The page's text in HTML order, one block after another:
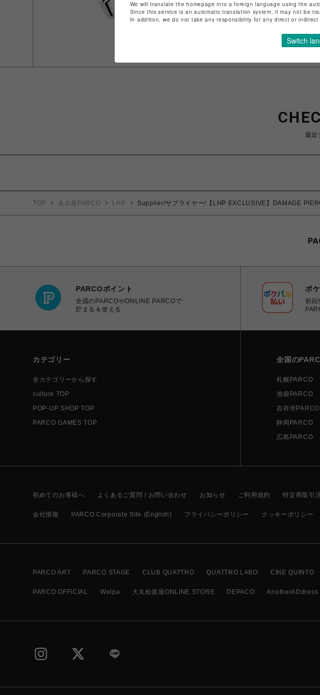
特定商取引法など法令に基
ショップお問い合わせはこ
最近
TOP 名古屋PARCO LHP Supplier/サプライヤー/【LHP EXCLUSIVE】DAMAGE
PARCOポイント
全国のPARCOやONLINE PARCOで
貯まる＆使える
ポ
初回
カテゴリー
全カテゴリーから探す
culture TOP
POP-UP SHOP TOP
PARCO GAMES TOP
全国の
札幌PARCO
池袋PARCO
吉祥寺PARCO
静岡PARCO
広島PARCO
初めてのお客様へ よくあるご質問 / お問い合わせ お知らせ ご利用規約 特定商取引
会社情報 PARCO Corporate Site (English) プライバシーポリシー クッキーポリシー
PARCO ART PARCO STAGE CLUB QUATTRO QUATTRO LABO CINE QUINTO
PARCO OFFICIAL Welpa 大丸松坂屋ONLINE STORE DEPACO AnotherADdress
We will translate the homepage into a foreign language using the
Since this service is an automatic translation system, it may not be
In addition, we do not take any responsibility for any direct or
Switch